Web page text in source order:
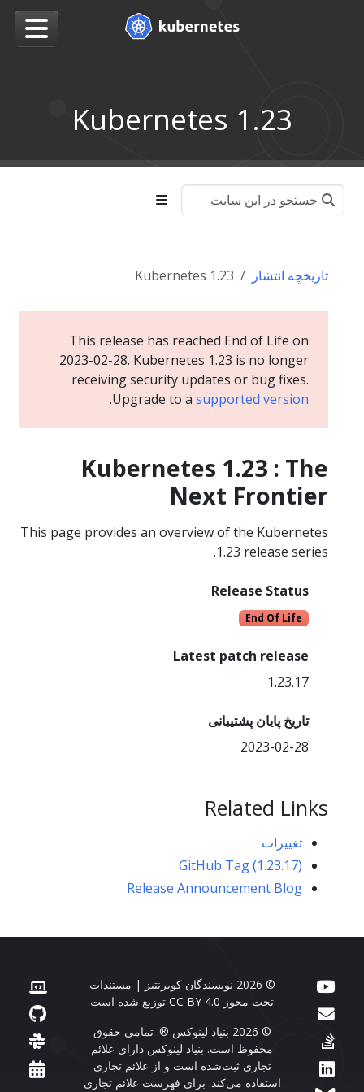
Kubernetes 1.23
تاریخچه انتشار Kubernetes 1.23
This release has reached End of Life on
2023-02-28. Kubernetes 1.23 is no longer
receiving security updates or bug fixes.
Upgrade to a supported version
.
Kubernetes 1.23 : The
Next Frontier
This page provides an overview of the Kubernetes
1.23 release series.
Release Status
End Of Life
Latest patch release
1.23.17
تاریخ پایان پشتیبانی
2023-02-28
Related Links
تغییرات
GitHub Tag (1.23.17)
Release Announcement Blog
© 2026 نویسندگان کوبرنتیز | مستندات
تحت مجوز CC BY 4.0 توزیع شده است
© 2026 بنیاد لینوکس ®. تمامی حقوق
محفوظ است. بنیاد لینوکس دارای علائم
تجاری ثبت‌شده است و از علائم تجاری
استفاده می‌کند. برای فهرست علائم تجاری